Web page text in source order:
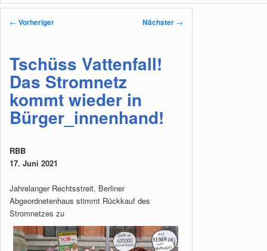
Beitragsnavigation
← Vorheriger Nächster →
Tschüss Vattenfall!
Das Stromnetz
kommt wieder in
Bürger_innenhand!
RBB
17. Juni 2021
Jahrelanger Rechtsstreit. Berliner
Abgeordnetenhaus stimmt Rückkauf des
Stromnetzes zu